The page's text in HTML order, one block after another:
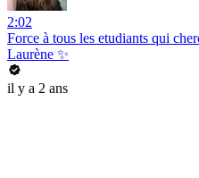
2:02
Force à tous les etudiants qui
Laurène ✨
il y a 2 ans